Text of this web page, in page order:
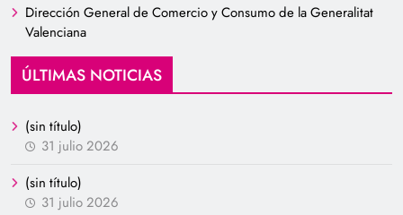
Dirección General de Comercio y Consumo de la Generalitat
Valenciana
ÚLTIMAS NOTICIAS
(sin título)
31 julio 2026
(sin título)
31 julio 2026